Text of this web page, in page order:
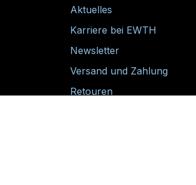
Aktuelles
Karriere bei EWTH
Newsletter
Versand und Zahlung
Retouren